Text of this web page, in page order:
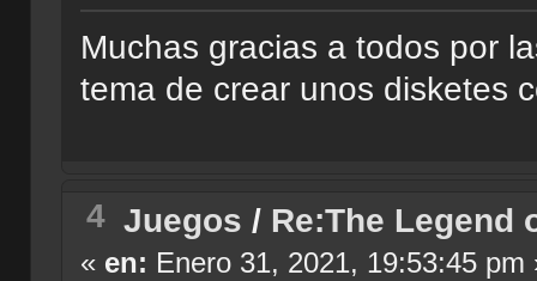
Muchas gracias a todos por
tema de crear unos disketes
4 Juegos / Re:The Legend
« en: Enero 31, 2021, 19:53:45 pm